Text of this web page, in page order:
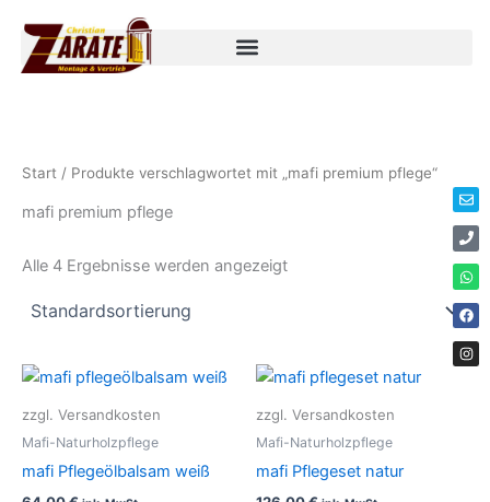
Inhalt
springen
Start / Produkte verschlagwortet mit „mafi premium pflege“
mafi premium pflege
Alle 4 Ergebnisse werden angezeigt
zzgl. Versandkosten
Mafi-Naturholzpflege
mafi Pflegeölbalsam weiß
zzgl. Versandkosten
Mafi-Naturholzpflege
mafi Pflegeset natur